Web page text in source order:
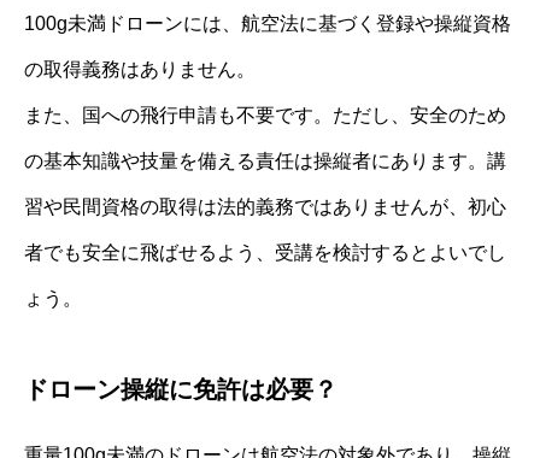
100g未満ドローンには、航空法に基づく登録や操縦資格
の取得義務はありません。
また、国への飛行申請も不要です。ただし、安全のため
の基本知識や技量を備える責任は操縦者にあります。講
習や民間資格の取得は法的義務ではありませんが、初心
者でも安全に飛ばせるよう、受講を検討するとよいでし
ょう。
ドローン操縦に免許は必要？